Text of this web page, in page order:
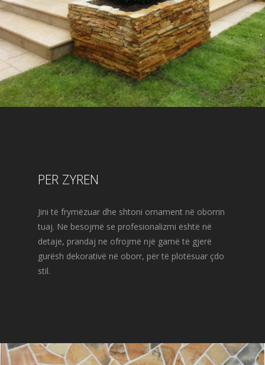
PER ZYREN
Jini të frymëzuar dhe shtoni ornament në oborrin
tuaj. Ne besojmë se profesionalizmi është në
detaje, prandaj ne ofrojmë një gamë të gjerë
gurësh dekorativë në oborr, për të plotësuar çdo
stil.